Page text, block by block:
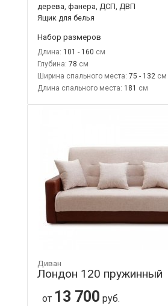
дерева, фанера, ДСП, ДВП
Ящик для белья
Набор размеров
Длина: 101 - 160
Глубина: 78
Ширина спального места: 75 - 132
Длина спального места: 181
Диван
Лондон 120 пружинный
от 13 700 руб.